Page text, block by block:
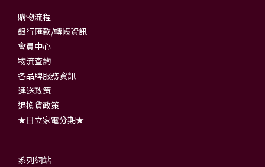
購物流程
銀行匯款/轉帳資訊
會員中心
物流查詢
各品牌服務資訊
運送政策
退換貨政策
★日立家電分期★
系列網站